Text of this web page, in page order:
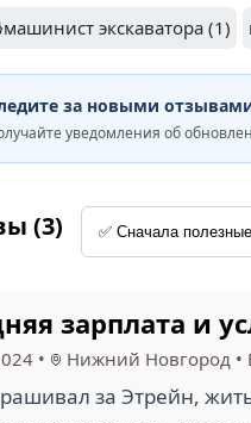
экскаватора (1)
за новыми
уведомления об
(3)
зарплата и
• Нижний Новгород •
за Этрейн,